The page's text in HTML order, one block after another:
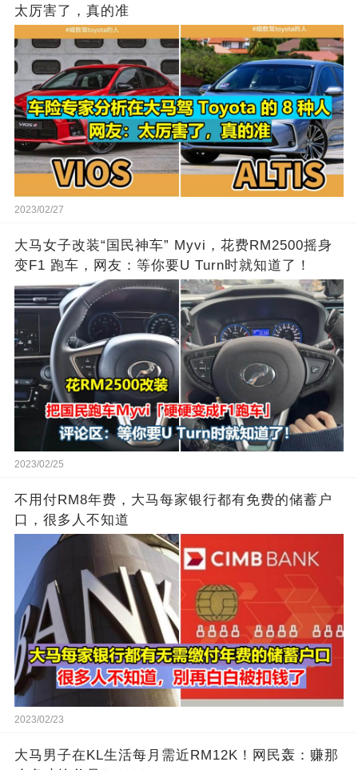
太厉害了，真的准
2023/02/27
大马女子改装“国民神车” Myvi，花费RM2500摇身
变F1 跑车，网友：等你要U Turn时就知道了！
2023/02/25
不用付RM8年费，大马每家银行都有免费的储蓄户
口，很多人不知道
2023/02/23
大马男子在KL生活每月需近RM12K！网民轰：赚那